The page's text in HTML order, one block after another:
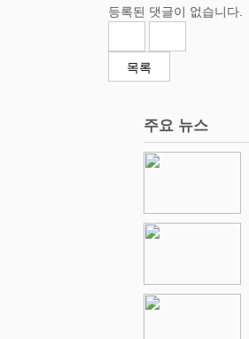
등록된 댓글이 없습니다.
목록
주요 뉴스